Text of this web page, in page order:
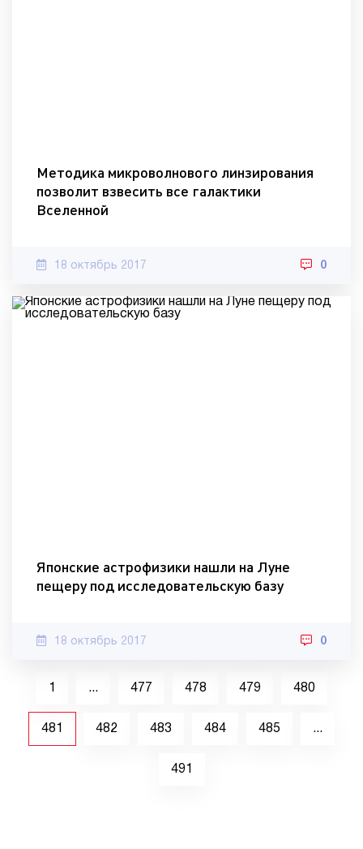
Методика микроволнового линзирования
позволит взвесить все галактики
Вселенной
18 октябрь 2017 0
Японские астрофизики нашли на Луне
пещеру под исследовательскую базу
18 октябрь 2017 0
1 ... 477 478 479 480
481 482 483 484 485 ...
491